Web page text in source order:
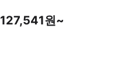
127,541원~